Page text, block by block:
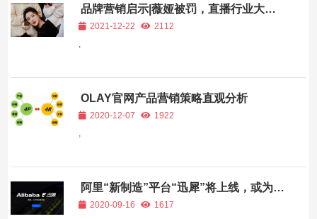
企业版已经与招商银行、小鹏汽车等企业达成合作。 在
产品模式上，高德打车企业版同样采用聚合...
品牌营销启示|薇娅被罚，直播行业大洗
牌2021-12-22
2112
,
OLAY官网产品营销策略直观分析
2020-12-07
1922
,
阿里“新制造”平台“迅犀”将上线，或为阿
里保密3年新业务
2020-09-16
1617